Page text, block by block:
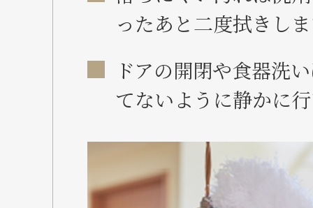
ったあと二度拭きし
ドアの開閉や食器洗
てないように静かに